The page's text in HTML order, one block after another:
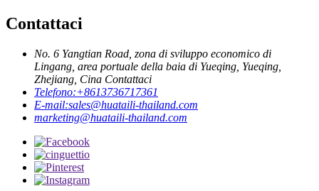
Contattaci
No. 6 Yangtian Road, zona di sviluppo economico di
Lingang, area portuale della baia di Yueqing, Yueqing,
Zhejiang, Cina Contattaci
Telefono:+8613736717361
E-mail:sales@huataili-thailand.com
marketing@huataili-thailand.com